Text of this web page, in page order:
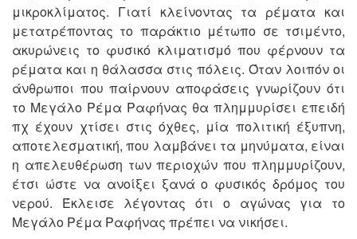
μικροκλίματος. Γιατί κλείνοντας τα ρέματα και
μετατρέποντας το παράκτιο μέτωπο σε τσιμέντο,
ακυρώνεις το φυσικό κλιματισμό που φέρνουν τα
ρέματα και η θάλασσα στις πόλεις. Όταν λοιπόν οι
άνθρωποι που παίρνουν αποφάσεις γνωρίζουν ότι
το Μεγάλο Ρέμα Ραφήνας θα πλημμυρίσει επειδή
πχ έχουν χτίσει στις όχθες, μία πολιτική έξυπνη,
αποτελεσματική, που λαμβάνει τα μηνύματα, είναι
η απελευθέρωση των περιοχών που πλημμυρίζουν,
έτσι ώστε να ανοίξει ξανά ο φυσικός δρόμος του
νερού. Έκλεισε λέγοντας ότι ο αγώνας για το
Μεγάλο Ρέμα Ραφήνας πρέπει να νικήσει.